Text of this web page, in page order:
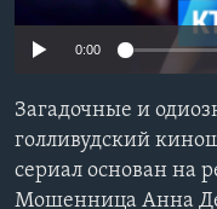
Learning English
СОЦИАЛЬНЫЕ СЕТИ
0:00
Загадочные и
голливудский
сериал основан на
Мошенница Анна